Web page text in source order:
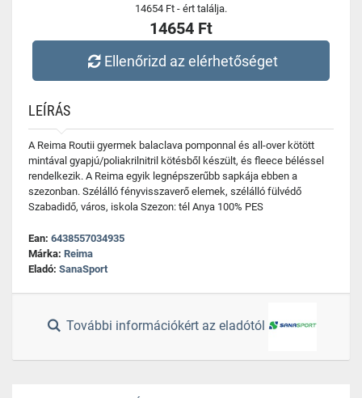
14654 Ft - ért találja.
14654 Ft
Ellenőrizd az elérhetőséget
LEÍRÁS
A Reima Routii gyermek balaclava pomponnal és all-over kötött
mintával gyapjú/poliakrilnitril kötésből készült, és fleece béléssel
rendelkezik. A Reima egyik legnépszerűbb sapkája ebben a
szezonban. Szélálló fényvisszaverő elemek, szélálló fülvédő
Szabadidő, város, iskola Szezon: tél Anya 100% PES
Ean: 6438557034935
Márka: Reima
Eladó: SanaSport
További információkért az eladótól